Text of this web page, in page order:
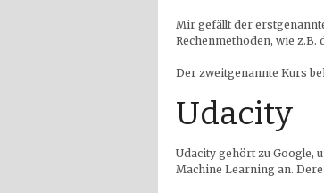
Mir gefällt der
Rechenmethoden, wie
Der zweitgenannte Kurs
Udacity
Udacity gehört zu Google,
Machine Learning an.